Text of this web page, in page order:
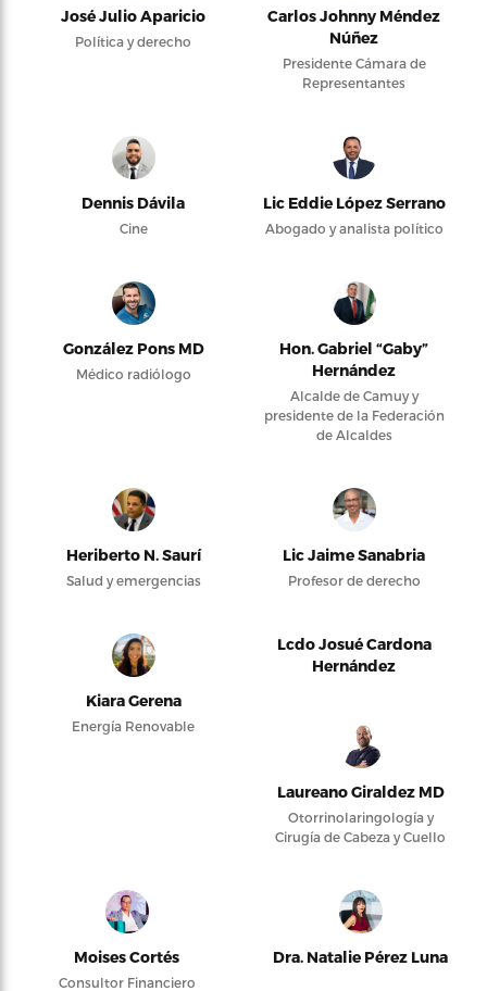
José Julio Aparicio
Política y derecho
Carlos Johnny Méndez
Núñez
Presidente Cámara de
Representantes
Dennis Dávila
Cine
Lic Eddie López Serrano
Abogado y analista político
González Pons MD
Médico radiólogo
Hon. Gabriel “Gaby”
Hernández
Alcalde de Camuy y
presidente de la Federación
de Alcaldes
Heriberto N. Saurí
Salud y emergencias
Lic Jaime Sanabria
Profesor de derecho
Kiara Gerena
Energía Renovable
Lcdo Josué Cardona
Hernández
Laureano Giraldez MD
Otorrinolaringología y
Cirugía de Cabeza y Cuello
Moises Cortés
Consultor Financiero
Dra. Natalie Pérez Luna